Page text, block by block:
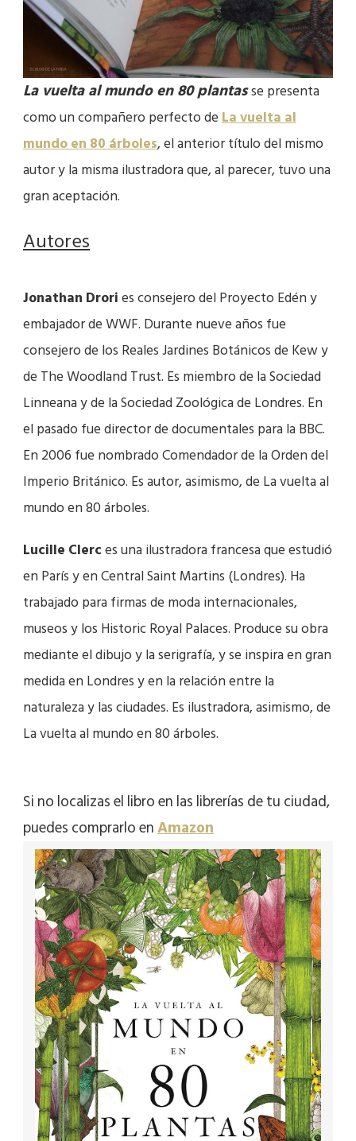
La vuelta al mundo en 80 plantasse presenta
como un compañero perfecto deLa vuelta al
mundo en 80 árboles, el anterior título del mismo
autor y la misma ilustradora que, al parecer, tuvo una
gran aceptación.
Autores
Jonathan Drories consejero del Proyecto Edén y
embajador de WWF. Durante nueve años fue
consejero de los Reales Jardines Botánicos de Kew y
de The Woodland Trust. Es miembro de la Sociedad
Linneana y de la Sociedad Zoológica de Londres. En
el pasado fue director de documentales para la BBC.
En 2006 fue nombrado Comendador de la Orden del
Imperio Británico. Es autor, asimismo, de La vuelta al
mundo en 80 árboles.
Lucille Clerces una ilustradora francesa que estudió
en París y en Central Saint Martins (Londres). Ha
trabajado para firmas de moda internacionales,
museos y los Historic Royal Palaces. Produce su obra
mediante el dibujo y la serigrafía, y se inspira en gran
medida en Londres y en la relación entre la
naturaleza y las ciudades. Es ilustradora, asimismo, de
La vuelta al mundo en 80 árboles.
Si no localizas el libro en las librerías de tu ciudad,
puedes comprarlo enAmazon